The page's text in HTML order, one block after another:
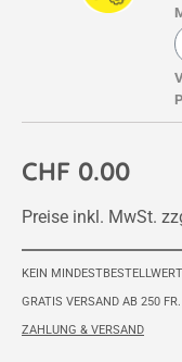
CHF 0.00
Preise inkl. MwSt.
KEIN MINDESTBESTELLWERT
GRATIS VERSAND AB 250 FR.
ZAHLUNG & VERSAND